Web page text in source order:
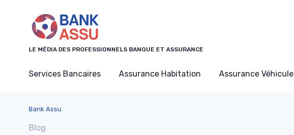
LE MÉDIA DES PROFESSIONNELS BANQUE ET ASSURANCE
Services Bancaires Assurance Habitation Assurance Véhicule
Bank Assu
Blog